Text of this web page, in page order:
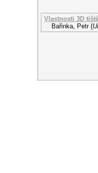
Vlastnosti 3D
Bařinka, Petr (